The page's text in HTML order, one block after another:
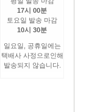
17시 00분
토요일 발송 마감
10시 30분
일요일, 공휴일에는
택배사 사정으로인해
발송되지 않습니다.